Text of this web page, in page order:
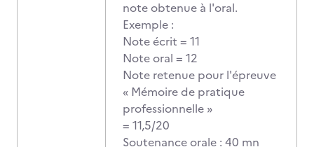
note obtenue à l'oral.
Exemple :
Note écrit = 11
Note oral = 12
Note retenue pour l'épreuve
« Mémoire de pratique
professionnelle »
= 11,5/20
Soutenance orale : 40 mn